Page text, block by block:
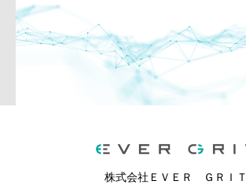
株式会社ＥＶＥＲ ＧＲＩＴ